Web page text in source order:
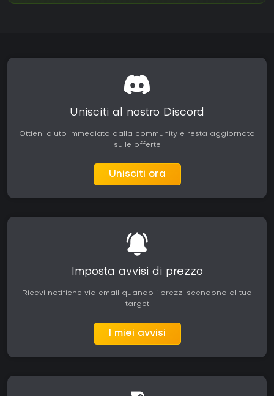
Unisciti al nostro Discord
Ottieni aiuto immediato dalla community e resta aggiornato
sulle offerte
Unisciti ora
Imposta avvisi di prezzo
Ricevi notifiche via email quando i prezzi scendono al tuo
target
I miei avvisi